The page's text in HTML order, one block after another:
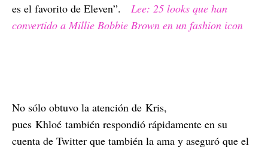
es el favorito de Eleven”.
Lee: 25 looks que han
convertido a Millie Bobbie Brown en un fashion icon
No sólo obtuvo la atención de Kris,
pues Khloé también respondió rápidamente en su
cuenta de Twitter que también la ama y aseguró que el